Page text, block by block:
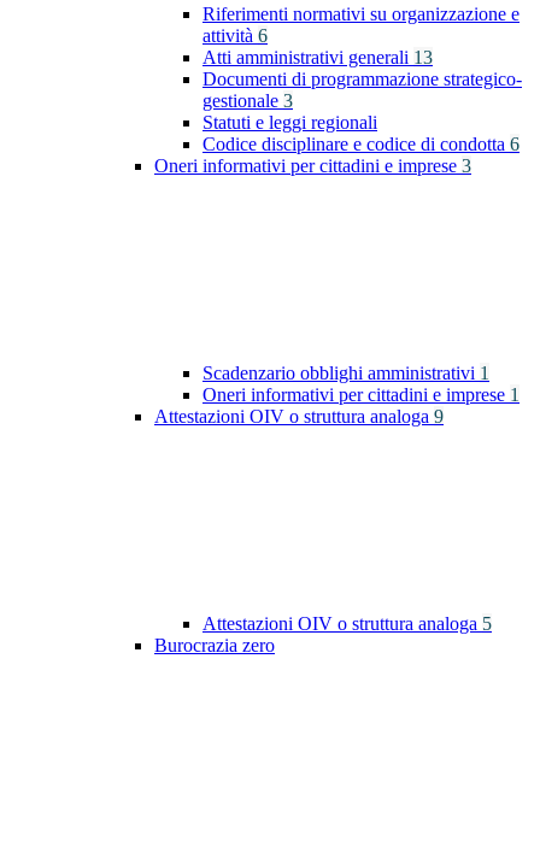
Riferimenti normativi su organizzazione e
attività 6
Atti amministrativi generali 13
Documenti di programmazione strategico-
gestionale 3
Statuti e leggi regionali
Codice disciplinare e codice di condotta 6
Oneri informativi per cittadini e imprese 3
Scadenzario obblighi amministrativi 1
Oneri informativi per cittadini e imprese 1
Attestazioni OIV o struttura analoga 9
Attestazioni OIV o struttura analoga 5
Burocrazia zero